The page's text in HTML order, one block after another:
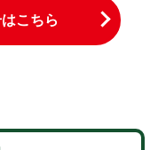
こちら